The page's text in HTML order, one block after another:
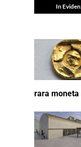
In
rara moneta